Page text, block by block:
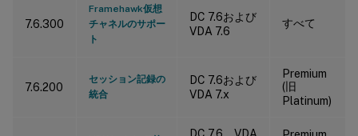
7.6.300
Framehawk仮想
チャネルのサポー
ト
DC 7.6および
VDA 7.6
すべて
7.6.200
セッション記録の
統合
DC 7.6および
VDA 7.x
Premium
(旧
Platinum)
DC 7.6、VDA